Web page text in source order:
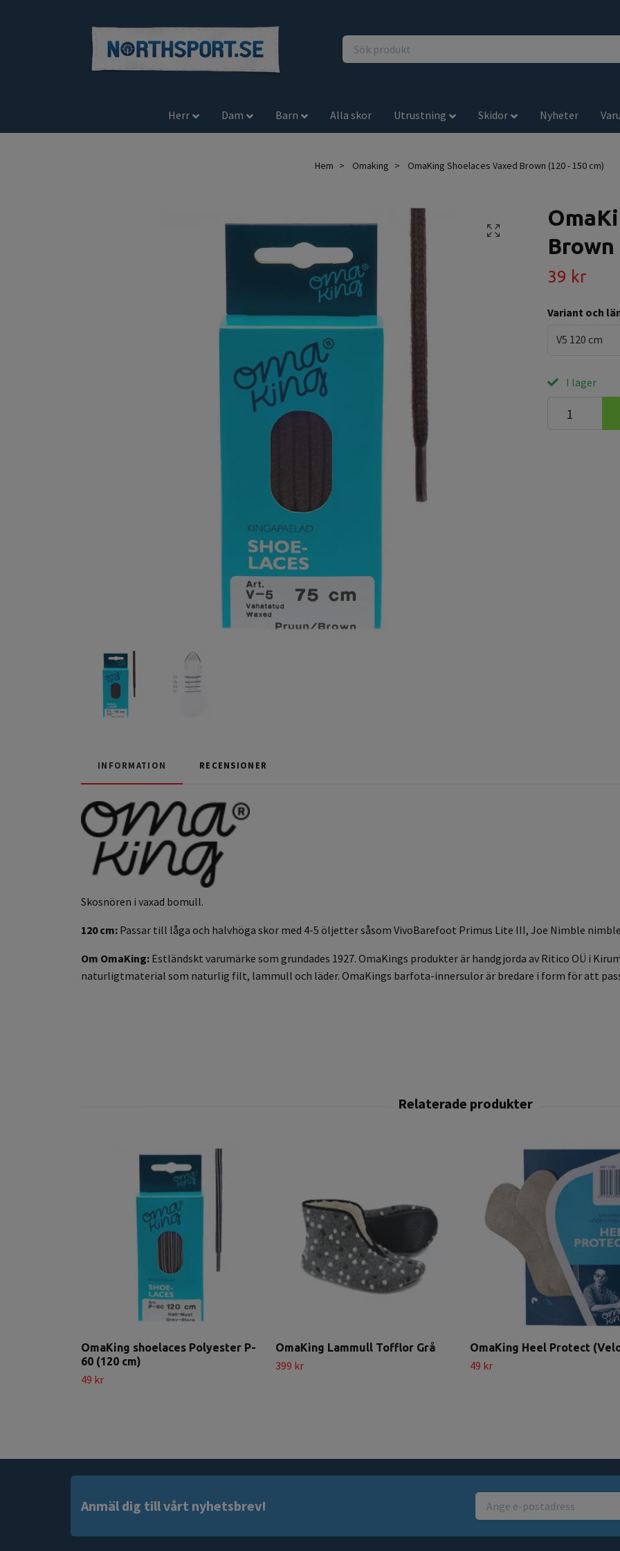
Herr Dam Barn Alla skor Utrustning Skidor Nyheter
Hem Omaking OmaKing Shoelaces Vaxed Brown (120 - 150 cm)
Brown
39 kr
Variant och
V5 120 cm
I lager
INFORMATION RECENSIONER
Skosnören i vaxad bomull.
120 cm: Passar till låga och halvhöga skor med 4-5 öljetter såsom VivoBarefoot Primus Lite III, Joe Nimble
Om OmaKing: Estländskt varumärke som grundades 1927. OmaKings produkter är handgjorda av Ritico OÜ i
naturligtmaterial som naturlig filt, lammull och läder. OmaKings barfota-innersulor är bredare i form för att
OmaKing shoelaces Polyester P-
60 (120 cm)
49 kr
OmaKing Lammull Tofflor Grå
399 kr
OmaKing Heel Protect
49 kr
Anmäl dig till vårt nyhetsbrev!